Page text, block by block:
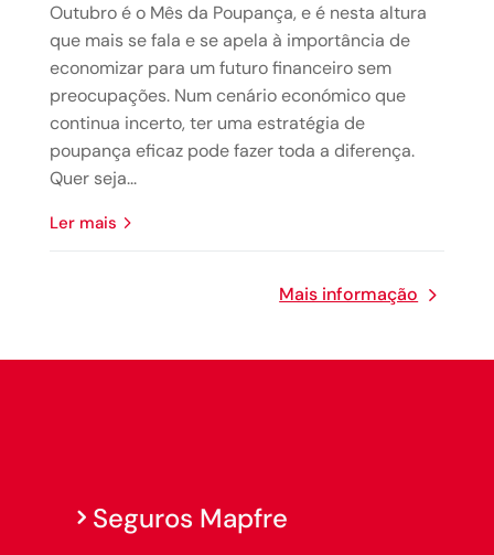
Outubro é o Mês da Poupança, e é nesta altura
que mais se fala e se apela à importância de
economizar para um futuro financeiro sem
preocupações. Num cenário económico que
continua incerto, ter uma estratégia de
poupança eficaz pode fazer toda a diferença.
Quer seja...
Ler mais
Mais informação
Seguros Mapfre